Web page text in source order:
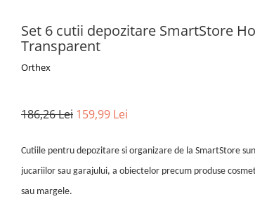
Set 6 cutii depozitare SmartStore
Transparent
Orthex
186,26 Lei 159,99 Lei
Cutiile pentru depozitare si organizare de la SmartStore
jucariilor sau garajului, a obiectelor precum produse
sau margele.